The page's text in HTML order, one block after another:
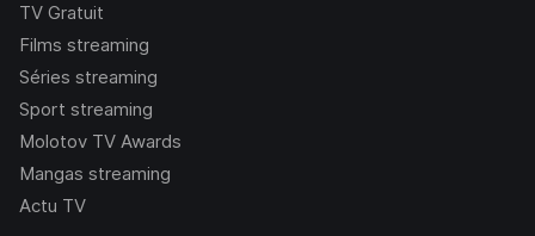
TV Gratuit
Films streaming
Séries streaming
Sport streaming
Molotov TV Awards
Mangas streaming
Actu TV